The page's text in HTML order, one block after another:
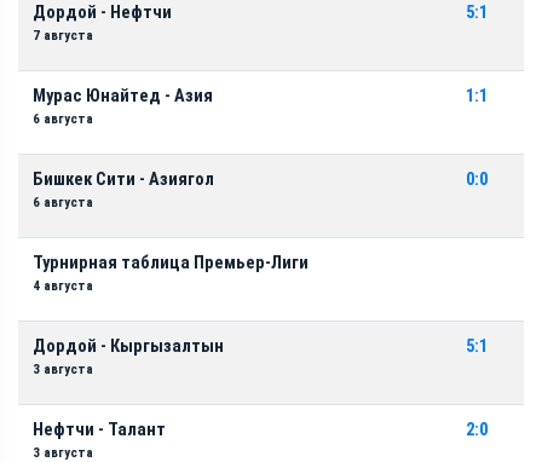
Дордой - Нефтчи
7 августа
5:1
Мурас Юнайтед - Азия
6 августа
1:1
Бишкек Сити - Азиягол
6 августа
0:0
Турнирная таблица Премьер-Лиги
4 августа
Дордой - Кыргызалтын
3 августа
5:1
Нефтчи - Талант
3 августа
2:0